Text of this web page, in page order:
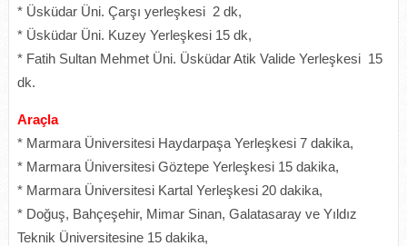
* Üsküdar Üni. Çarşı yerleşkesi 2 dk,
* Üsküdar Üni. Kuzey Yerleşkesi 15 dk,
* Fatih Sultan Mehmet Üni. Üsküdar Atik Valide Yerleşkesi 15
dk.
Araçla
* Marmara Üniversitesi Haydarpaşa Yerleşkesi 7 dakika,
* Marmara Üniversitesi Göztepe Yerleşkesi 15 dakika,
* Marmara Üniversitesi Kartal Yerleşkesi 20 dakika,
* Doğuş, Bahçeşehir, Mimar Sinan, Galatasaray ve Yıldız
Teknik Üniversitesine 15 dakika,